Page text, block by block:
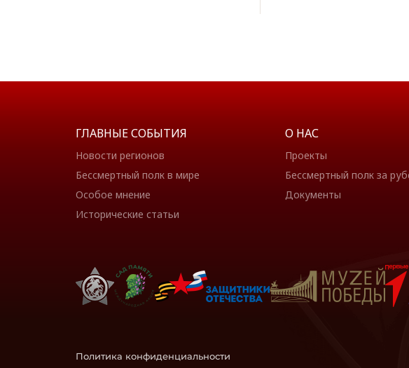
ГЛАВНЫЕ СОБЫТИЯ
Новости регионов
Бессмертный полк в мире
Особое мнение
Исторические статьи
О НАС
Проекты
Бессмертный полк за
Документы
Политика конфиденциальности